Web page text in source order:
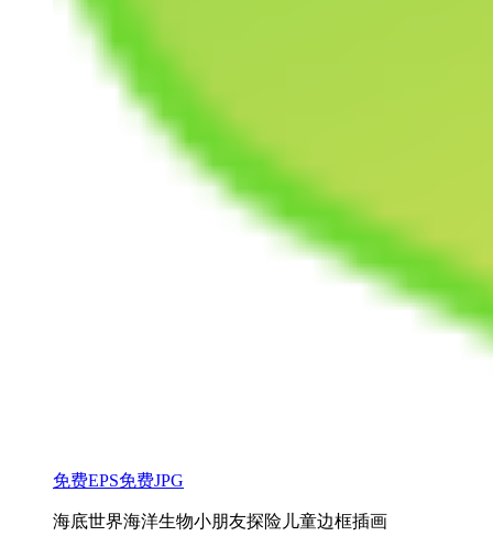
免费EPS免费JPG
海底世界海洋生物小朋友探险儿童边框插画